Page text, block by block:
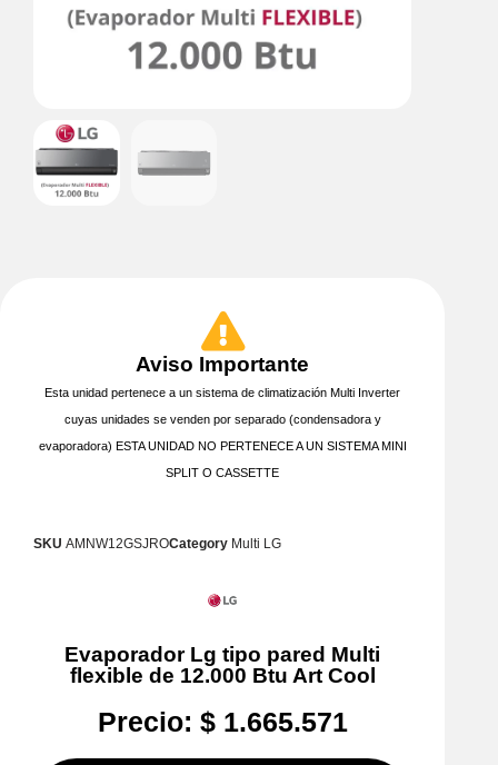
Aviso Importante
Esta unidad pertenece a un sistema de climatización Multi Inverter
cuyas unidades se venden por separado (condensadora y
evaporadora) ESTA UNIDAD NO PERTENECE A UN SISTEMA MINI
SPLIT O CASSETTE
SKU AMNW12GSJROCategory Multi LG
Evaporador Lg tipo pared Multi
flexible de 12.000 Btu Art Cool
Precio: $1.665.571